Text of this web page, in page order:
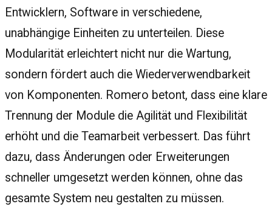
Entwicklern, Software in verschiedene,
unabhängige Einheiten zu unterteilen. Diese
Modularität erleichtert nicht nur die Wartung,
sondern fördert auch die Wiederverwendbarkeit
von Komponenten. Romero betont, dass eine klare
Trennung der Module die Agilität und Flexibilität
erhöht und die Teamarbeit verbessert. Das führt
dazu, dass Änderungen oder Erweiterungen
schneller umgesetzt werden können, ohne das
gesamte System neu gestalten zu müssen.